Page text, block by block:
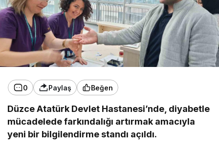
0 Paylaş Beğen
Düzce Atatürk Devlet Hastanesi’nde, diyabetle
mücadelede farkındalığı artırmak amacıyla
yeni bir bilgilendirme standı açıldı.